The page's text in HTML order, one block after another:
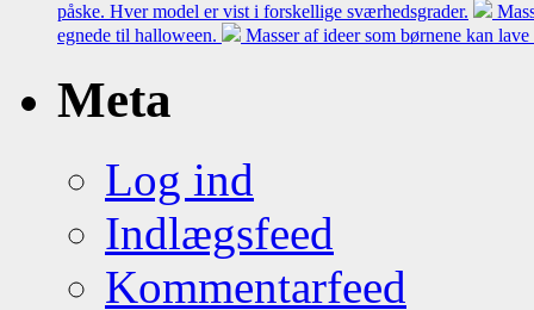
påske. Hver model er vist i forskellige sværhedsgrader.
egnede til halloween.
Masser af ideer som børnene kan
Meta
Log ind
Indlægsfeed
Kommentarfeed